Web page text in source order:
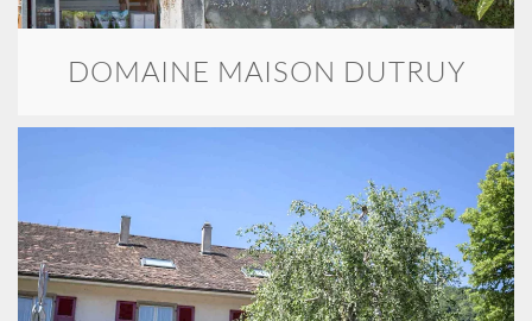
DOMAINE MAISON DUTRUY